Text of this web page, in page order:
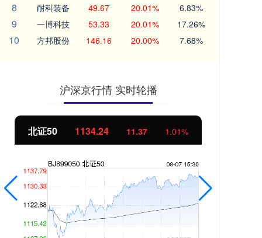
8 耐科装备 49.67 20.01% 6.83%
9 一博科技 53.33 20.01% 17.26%
10 方邦股份 146.16 20.00% 7.68%
沪深京行情 实时轮播
北证50 1134.24 11.37 1.01%